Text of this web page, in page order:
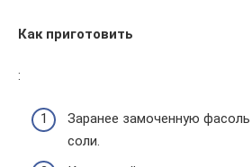
Как приготовить
:
Заранее замоченную
соли.